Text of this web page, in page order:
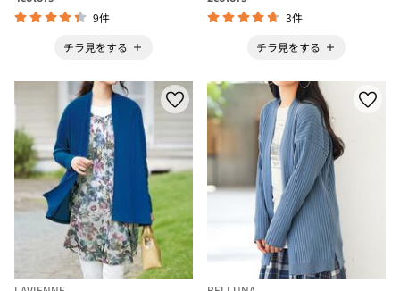
9件
チラ見をする
3件
チラ見をする